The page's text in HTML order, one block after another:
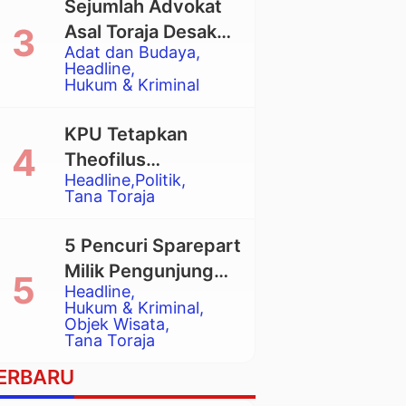
Adat dan Budaya
Headline
Hukum & Kriminal
Sejumlah Advokat
Asal Toraja Desak
Mahkamah Agung
Larang Penggunaan
Eksekusi Rumah
Adat Tongkonan
Headline Politik
Tana Toraja
KPU Tetapkan
Theofilus
Allorerung dan
Zadrak Tombe
sebagai Bupati dan
Wakil Bupati Tana
Toraja Terpilih
Headline
Hukum & Kriminal
Objek Wisata
Tana Toraja
5 Pencuri Sparepart
Milik Pengunjung
Objek Wisata
Pango-Pango
Ditangkap Polisi